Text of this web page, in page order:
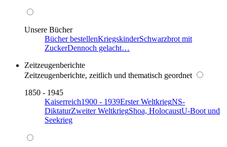
Unsere Bücher
Bücher bestellenKriegskinderSchwarzbrot mit
ZuckerDennoch gelacht…
Zeitzeugenberichte
Zeitzeugenberichte, zeitlich und thematisch geordnet
1850 - 1945
Kaiserreich1900 - 1939Erster WeltkriegNS-
DiktaturZweiter WeltkriegShoa, HolocaustU-Boot und
Seekrieg